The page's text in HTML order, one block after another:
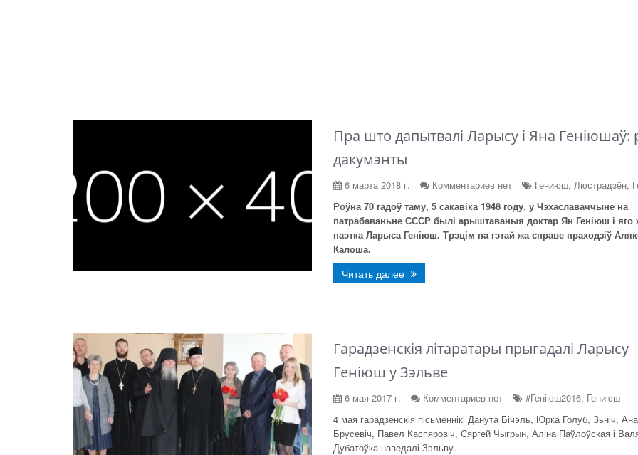
Пра што дапытвалі Ларысу і Яна Геніюшаў:
дакумэнты
6 марта 2018 г. Комментариев нет
Гениюш, Люстрадзён,
Роўна 70 гадоў таму, 5 сакавіка 1948 году, у Чэхаславаччыне на
патрабаваньне СССР былі арыштаваныя доктар Ян Геніюш і яго
паэтка Ларыса Геніюш. Трэцім па гэтай жа справе праходзіў
Калоша.
Читать далее
Гарадзенскія літаратары прыгадалі Ларысу
Геніюш у Зэльве
6 мая 2017 г. Комментариев нет
#Геніюш2016, Гениюш
4 мая гарадзенскія пісьменнікі Данута Бічэль, Юрка Голуб, Зьніч,
Брусевіч, Павел Каспяровіч, Сяргей Чыгрын, Аліна Паўлоўская і
Дубатоўка наведалі Зэльву.